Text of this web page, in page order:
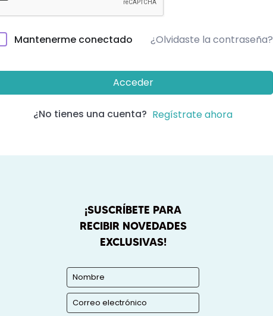
Mantenerme conectado ¿Olvidaste la contraseña?
Acceder
¿No tienes una cuenta? Regístrate ahora
¡SUSCRÍBETE PARA
RECIBIR NOVEDADES
EXCLUSIVAS!